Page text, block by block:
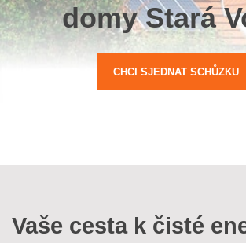
domy Stará
CHCI SJEDNAT SCHŮZKU
Vaše cesta k čisté